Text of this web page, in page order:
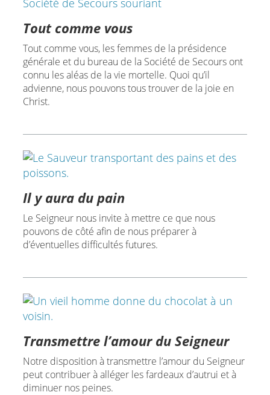
Tout comme vous
Tout comme vous, les femmes de la présidence
générale et du bureau de la Société de Secours ont
connu les aléas de la vie mortelle. Quoi qu’il
advienne, nous pouvons tous trouver de la joie en
Christ.
Il y aura du pain
Le Seigneur nous invite à mettre ce que nous
pouvons de côté afin de nous préparer à
d’éventuelles difficultés futures.
Transmettre l’amour du Seigneur
Notre disposition à transmettre l’amour du Seigneur
peut contribuer à alléger les fardeaux d’autrui et à
diminuer nos peines.